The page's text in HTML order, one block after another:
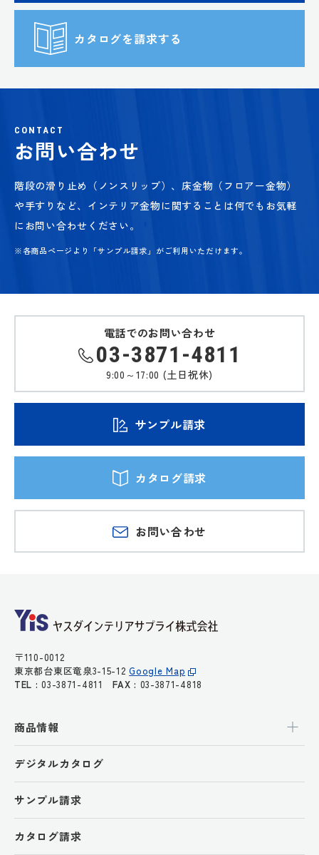
カタログを請求する
CONTACT
お問い合わせ
階段の滑り止め（ノンスリップ）、床金物（フロアー金物）
や手すりなど、 インテリア金物に関することは何でもお気軽
にお問い合わせください。
※各商品ページより「サンプル請求」がご利用いただけます。
電話でのお問い合わせ
03-3871-4811
9:00～17:00 (土日祝休)
サンプル請求
カタログ請求
お問い合わせ
〒110-0012
東京都台東区竜泉3-15-12Google Map
TEL : 03-3871-4811FAX : 03-3871-4818
商品情報
デジタルカタログ
サンプル請求
カタログ請求